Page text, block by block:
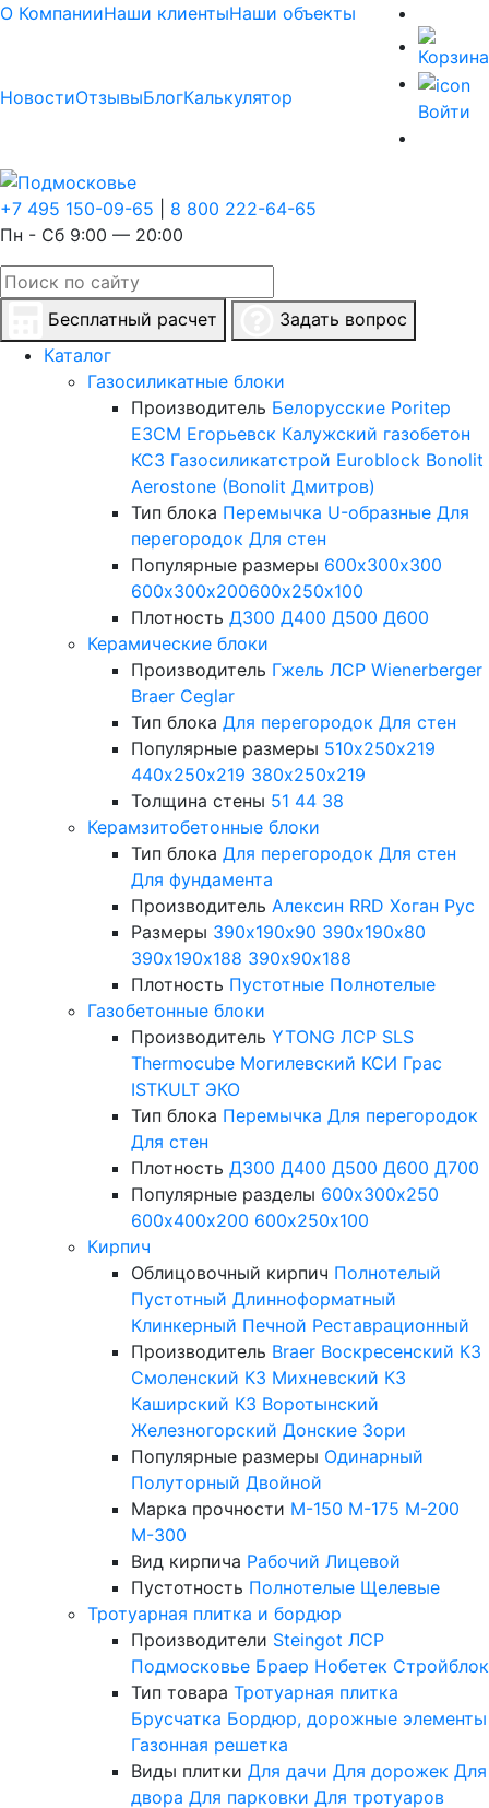
О КомпанииНаши клиентыНаши объекты
НовостиОтзывыБлогКалькулятор
Войти
+7 495 150-09-65
8 800 222-64-65
Пн - Сб 9:00 — 20:00
Бесплатный расчет
Задать вопрос
Каталог
Газосиликатные блоки
Производитель Белорусские Poritep
ЕЗСМ Егорьевск Калужский газобетон
КСЗ Газосиликатстрой Euroblock Bonolit
Aerostone (Bonolit Дмитров)
Тип блока Перемычка U-образные Для
перегородок Для стен
Популярные размеры 600х300х300
600х300х200600х250х100
Плотность Д300 Д400 Д500 Д600
Керамические блоки
Производитель Гжель ЛСР Wienerberger
Braer Ceglar
Тип блока Для перегородок Для стен
Популярные размеры 510х250х219
440х250х219 380х250х219
Толщина стены 51 44 38
Керамзитобетонные блоки
Тип блока Для перегородок Для стен
Для фундамента
Производитель Алексин RRD Хоган Рус
Размеры 390х190х90 390х190х80
390х190х188 390х90х188
Плотность Пустотные Полнотелые
Газобетонные блоки
Производитель YTONG ЛСР SLS
Thermocube Могилевский КСИ Грас
ISTKULT ЭКО
Тип блока Перемычка Для перегородок
Для стен
Плотность Д300 Д400 Д500 Д600 Д700
Популярные разделы 600х300х250
600х400х200 600х250х100
Кирпич
Облицовочный кирпич Полнотелый
Пустотный Длинноформатный
Клинкерный Печной Реставрационный
Производитель Braer Воскресенский КЗ
Смоленский КЗ Михневский КЗ
Каширский КЗ Воротынский
Железногорский Донские Зори
Популярные размеры Одинарный
Полуторный Двойной
Марка прочности М-150 М-175 М-200
М-300
Вид кирпича Рабочий Лицевой
Пустотность Полнотелые Щелевые
Тротуарная плитка и бордюр
Производители Steingot ЛСР
Подмосковье Браер Нобетек Стройблок
Тип товара Тротуарная плитка
Брусчатка Бордюр, дорожные элементы
Газонная решетка
Виды плитки Для дачи Для дорожек Для
двора Для парковки Для тротуаров